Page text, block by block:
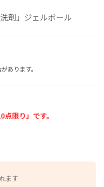
剤」ジェルボール
あります。
限り」です。
ます